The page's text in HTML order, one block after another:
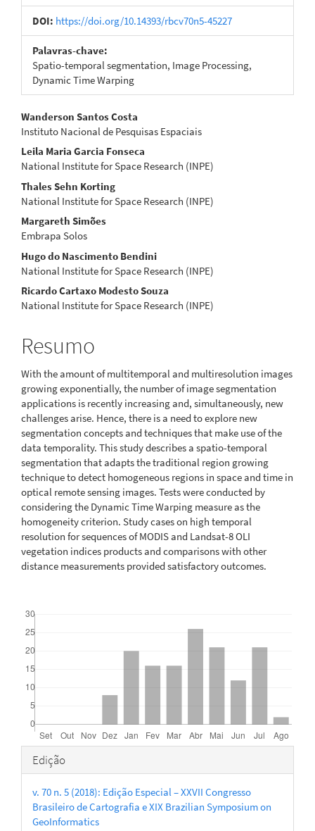
DOI: https://doi.org/10.14393/rbcv70n5-45227
Palavras-chave:
Spatio-temporal segmentation, Image Processing,
Dynamic Time Warping
Conteúdo
do
artigo
principal
Wanderson Santos Costa
Instituto Nacional de Pesquisas Espaciais
Leila Maria Garcia Fonseca
National Institute for Space Research (INPE)
Thales Sehn Korting
National Institute for Space Research (INPE)
Margareth Simões
Embrapa Solos
Hugo do Nascimento Bendini
National Institute for Space Research (INPE)
Ricardo Cartaxo Modesto Souza
National Institute for Space Research (INPE)
Resumo
With the amount of multitemporal and multiresolution images
growing exponentially, the number of image segmentation
applications is recently increasing and, simultaneously, new
challenges arise. Hence, there is a need to explore new
segmentation concepts and techniques that make use of the
data temporality. This study describes a spatio-temporal
segmentation that adapts the traditional region growing
technique to detect homogeneous regions in space and time in
optical remote sensing images. Tests were conducted by
considering the Dynamic Time Warping measure as the
homogeneity criterion. Study cases on high temporal
resolution for sequences of MODIS and Landsat-8 OLI
vegetation indices products and comparisons with other
distance measurements provided satisfactory outcomes.
Detalhes
do
artigo
Edição
v. 70 n. 5 (2018): Edição Especial – XXVII Congresso
Brasileiro de Cartografia e XIX Brazilian Symposium on
GeoInformatics